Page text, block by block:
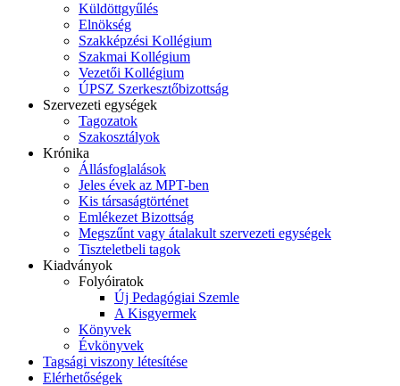
Küldöttgyűlés
Elnökség
Szakképzési Kollégium
Szakmai Kollégium
Vezetői Kollégium
ÚPSZ Szerkesztőbizottság
Szervezeti egységek
Tagozatok
Szakosztályok
Krónika
Állásfoglalások
Jeles évek az MPT-ben
Kis társaságtörténet
Emlékezet Bizottság
Megszűnt vagy átalakult szervezeti egységek
Tiszteletbeli tagok
Kiadványok
Folyóiratok
Új Pedagógiai Szemle
A Kisgyermek
Könyvek
Évkönyvek
Tagsági viszony létesítése
Elérhetőségek